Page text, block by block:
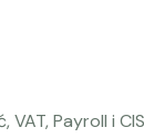
VAT, Payroll i